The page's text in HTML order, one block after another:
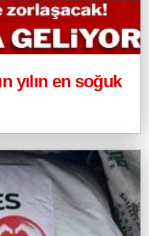
yılın en soğuk